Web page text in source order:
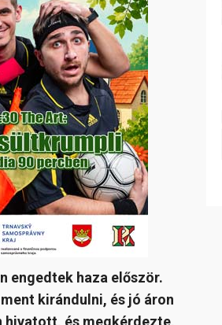
engedtek haza először.
kirándulni, és jó áron
hivatott, és megkérdezte,